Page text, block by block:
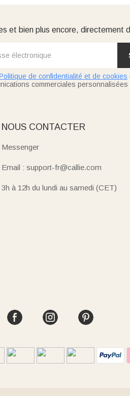
et bien plus encore, directement
de confidentialité et de cookies
commerciales personnalisées
NOUS CONTACTER
Messenger
Email : support-fr@callie.com
3h à 12h du lundi au samedi (CET)